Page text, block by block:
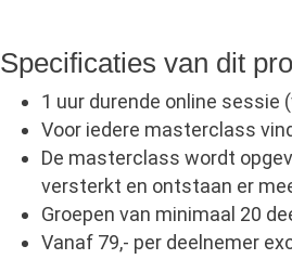
Specificaties van dit
1 uur durende online sessie
Voor iedere masterclass
De masterclass wordt
versterkt en ontstaan er
Groepen van minimaal 20
Vanaf 79,- per deelnemer